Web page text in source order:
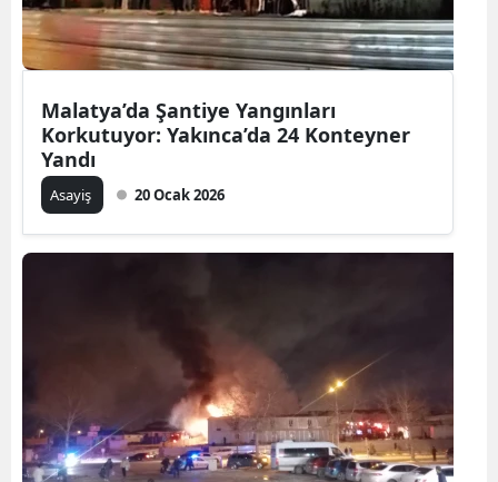
Malatya’da Şantiye Yangınları
Korkutuyor: Yakınca’da 24 Konteyner
Yandı
Asayiş 20 Ocak 2026